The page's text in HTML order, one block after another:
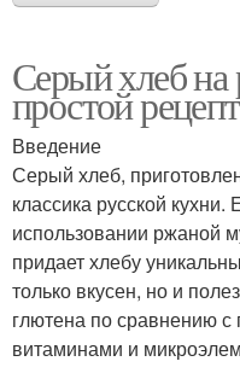
Серый хлеб на
простой
Введение
Серый хлеб,
классика русской кухни.
использовании ржаной
придает хлебу
только вкусен, но и
глютена по сравнению
витаминами и